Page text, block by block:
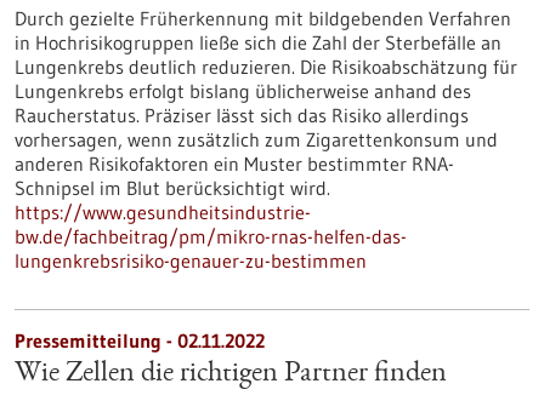
Durch gezielte Früherkennung mit bildgebenden Verfahren
in Hochrisikogruppen ließe sich die Zahl der Sterbefälle an
Lungenkrebs deutlich reduzieren. Die Risikoabschätzung für
Lungenkrebs erfolgt bislang üblicherweise anhand des
Raucherstatus. Präziser lässt sich das Risiko allerdings
vorhersagen, wenn zusätzlich zum Zigarettenkonsum und
anderen Risikofaktoren ein Muster bestimmter RNA-
Schnipsel im Blut berücksichtigt wird.
https://www.gesundheitsindustrie-
bw.de/fachbeitrag/pm/mikro-rnas-helfen-das-
lungenkrebsrisiko-genauer-zu-bestimmen
Pressemitteilung - 02.11.2022
Wie Zellen die richtigen Partner finden